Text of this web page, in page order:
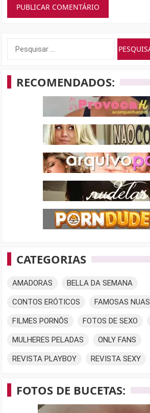
Pesquisar
RECOMENDADOS:
CATEGORIAS
AMADORAS BELLA DA SEMANA
CONTOS ERÓTICOS FAMOSAS NUAS
FILMES PORNÔS FOTOS DE SEXO
MULHERES PELADAS ONLY FANS
REVISTA PLAYBOY REVISTA SEXY
FOTOS DE BUCETAS: